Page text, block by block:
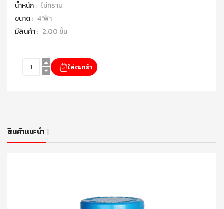
น้ำหนัก : ไม่ทราบ
ขนาด : 4"ฟ้า
มีสินค้า : 2.00 ชิ้น
สินค้าเเนะนำ